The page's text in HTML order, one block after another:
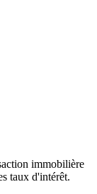
immobilière
taux d'intérêt.